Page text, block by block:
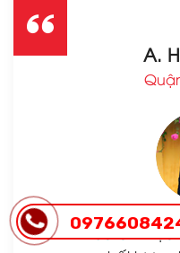
A.
Hình thức làm việc